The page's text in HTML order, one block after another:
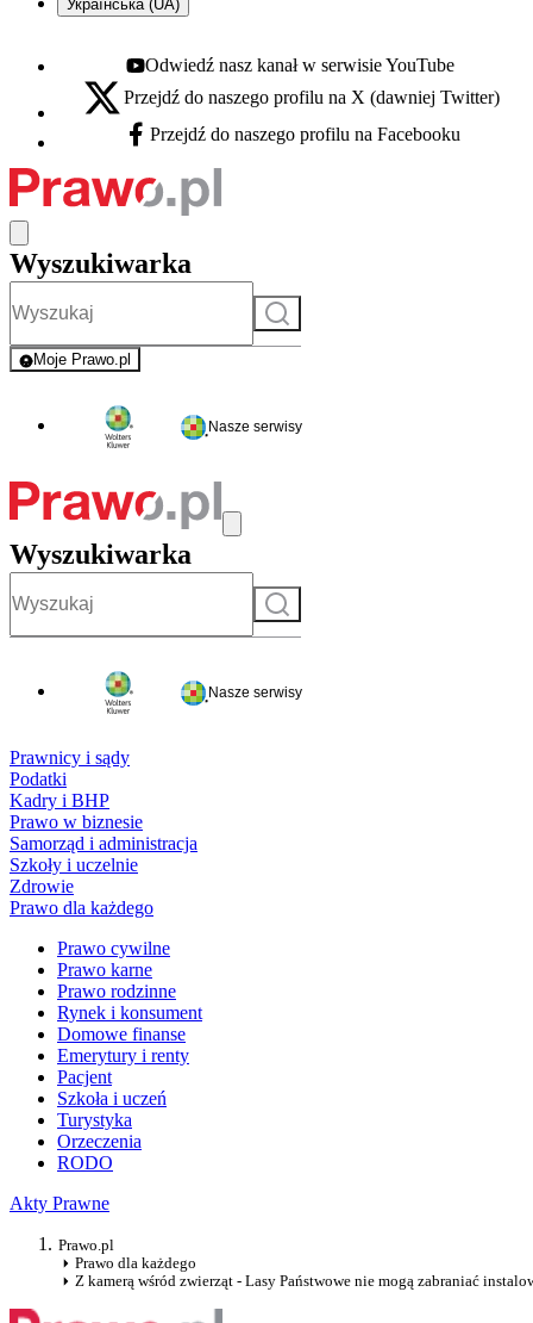
Українська (UA)
Youtube - otwiera się w nowej karcie
Odwiedź nasz kanał w serwisie YouTube
X - otwiera się w nowej karcie
Przejdź do naszego profilu na X (dawniej Twitter)
Facebook - otwiera się w nowej karcie
Przejdź do naszego profilu na Facebooku
Wyszukiwarka
Szukaj
Moje Prawo.pl
- rejestracja i logowanie do serwisu
Nasze serwisy
Wyszukiwarka
Szukaj
Nasze serwisy
Prawnicy i sądy
Podatki
Kadry i BHP
Prawo w biznesie
Samorząd i administracja
Szkoły i uczelnie
Zdrowie
Prawo dla każdego
Prawo cywilne
Prawo karne
Prawo rodzinne
Rynek i konsument
Domowe finanse
Emerytury i renty
Pacjent
Szkoła i uczeń
Turystyka
Orzeczenia
RODO
Akty Prawne
Prawo.pl
Prawo dla każdego
Z kamerą wśród zwierząt - Lasy Państwowe nie mogą zabraniać